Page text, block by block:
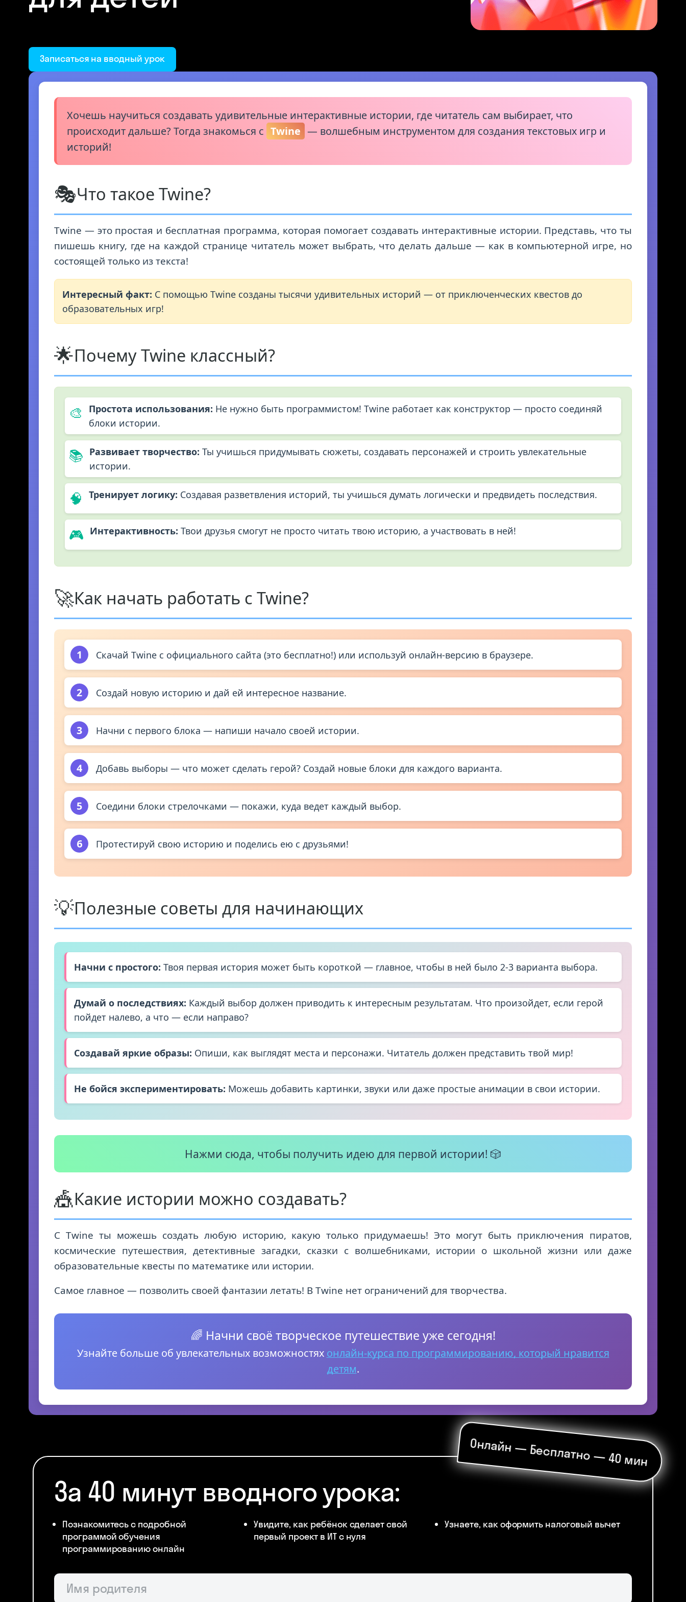
Записаться на вводный урок
Хочешь научиться создавать удивительные интерактивные истории, где читатель сам выбирает, что
происходит дальше? Тогда знакомься с Twine — волшебным инструментом для создания текстовых игр и
историй!
🎭Что такое Twine?
Twine — это простая и бесплатная программа, которая помогает создавать интерактивные истории. Представь, что ты
пишешь книгу, где на каждой странице читатель может выбрать, что делать дальше — как в компьютерной игре, но
состоящей только из текста!
Интересный факт: С помощью Twine созданы тысячи удивительных историй — от приключенческих квестов до
образовательных игр!
🌟Почему Twine классный?
🎨 Простота использования: Не нужно быть программистом! Twine работает как конструктор — просто соединяй
блоки истории.
📚 Развивает творчество: Ты учишься придумывать сюжеты, создавать персонажей и строить увлекательные
истории.
🧠 Тренирует логику: Создавая разветвления историй, ты учишься думать логически и предвидеть последствия.
🎮 Интерактивность: Твои друзья смогут не просто читать твою историю, а участвовать в ней!
🚀Как начать работать с Twine?
1 Скачай Twine с официального сайта (это бесплатно!) или используй онлайн-версию в браузере.
2 Создай новую историю и дай ей интересное название.
3 Начни с первого блока — напиши начало своей истории.
4 Добавь выборы — что может сделать герой? Создай новые блоки для каждого варианта.
5 Соедини блоки стрелочками — покажи, куда ведет каждый выбор.
6 Протестируй свою историю и поделись ею с друзьями!
💡Полезные советы для начинающих
Начни с простого: Твоя первая история может быть короткой — главное, чтобы в ней было 2-3 варианта выбора.
Думай о последствиях: Каждый выбор должен приводить к интересным результатам. Что произойдет, если герой
пойдет налево, а что — если направо?
Создавай яркие образы: Опиши, как выглядят места и персонажи. Читатель должен представить твой мир!
Не бойся экспериментировать: Можешь добавить картинки, звуки или даже простые анимации в свои истории.
Нажми сюда, чтобы получить идею для первой истории! 🎲
🎪Какие истории можно создавать?
С Twine ты можешь создать любую историю, какую только придумаешь! Это могут быть приключения пиратов,
космические путешествия, детективные загадки, сказки с волшебниками, истории о школьной жизни или даже
образовательные квесты по математике или истории.
Самое главное — позволить своей фантазии летать! В Twine нет ограничений для творчества.
🌈 Начни своё творческое путешествие уже сегодня!
Узнайте больше об увлекательных возможностях онлайн-курса по программированию, который нравится
детям.
За 40 минут вводного урока:
Онлайн — Бесплатно — 40 мин
Познакомитесь с подробной
программой обучения
программированию онлайн
Увидите, как ребёнок сделает свой
первый проект в ИТ с нуля
Узнаете, как оформить налоговый вычет
Skysmart Chat